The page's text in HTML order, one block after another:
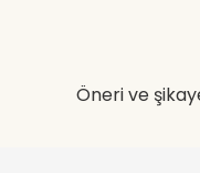
Öneri ve